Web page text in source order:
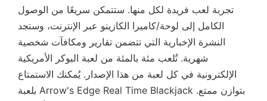
تجربة لعب فريدة لكل منها. ستتمكن سريعًا من الوصول
الكامل إلى لوحة/كاميرا الكازينو عبر الإنترنت، وستجد
النشرة الإخبارية التي تتضمن تقارير ومكافآت شخصية
شهرية. تُلعب مئة بالمئة من لعبة البوكر الأمريكية
الإلكترونية في كل لعبة من هذا الإصدار. يُمكنك الاستمتاع
بلعبة Arrow's Edge Real Time Blackjack بتوازن ممتع.